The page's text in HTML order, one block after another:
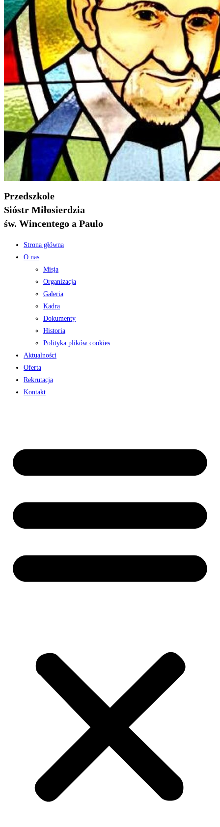
Przedszkole
Sióstr Miłosierdzia
św. Wincentego a Paulo
Strona główna
O nas
Misja
Organizacja
Galeria
Kadra
Dokumenty
Historia
Polityka plików cookies
Aktualności
Oferta
Rekrutacja
Kontakt